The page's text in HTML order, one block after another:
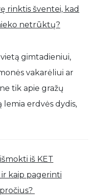
rinktis šventei, kad
netrūktų?
gimtadieniui,
vakarėliui ar
tik apie gražų
erdvės dydis,
iš KET
kaip pagerinti